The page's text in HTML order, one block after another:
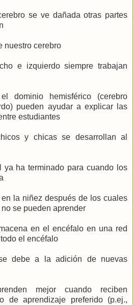
se ve dañada otras partes
nuestro cerebro
e izquierdo siempre trabajan
dominio hemisférico (cerebro
pueden ayudar a explicar las
estudiantes
y chicas se desarrollan al
ya ha terminado para cuando los
la niñez después de los cuales
se pueden aprender
en el encéfalo en una red
el encéfalo
debe a la adición de nuevas
mejor cuando reciben
de aprendizaje preferido (p.ej.,